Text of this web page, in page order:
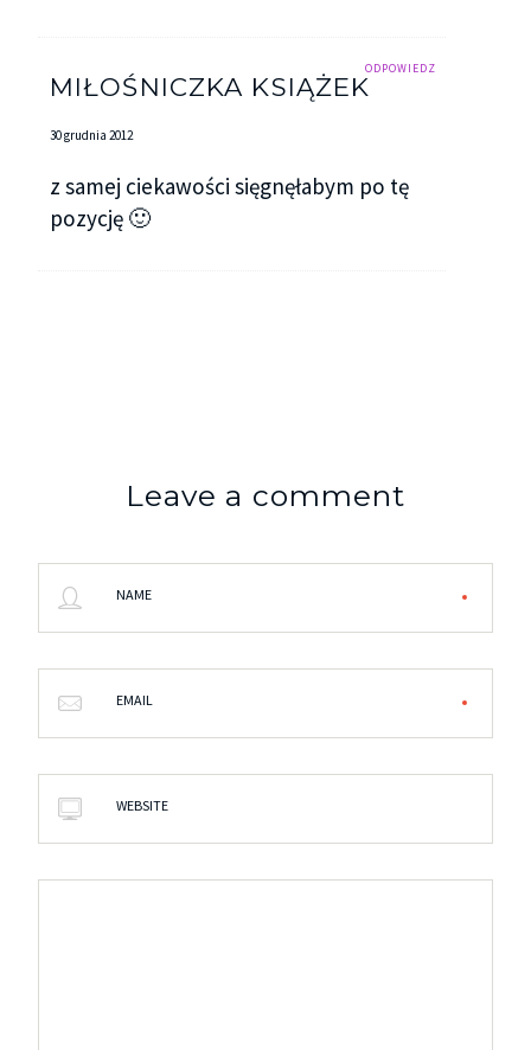
ODPOWIEDZ
MIŁOŚNICZKA KSIĄŻEK
30 grudnia 2012
z samej ciekawości sięgnęłabym po tę
pozycję 🙂
Leave a comment
NAME
EMAIL
WEBSITE